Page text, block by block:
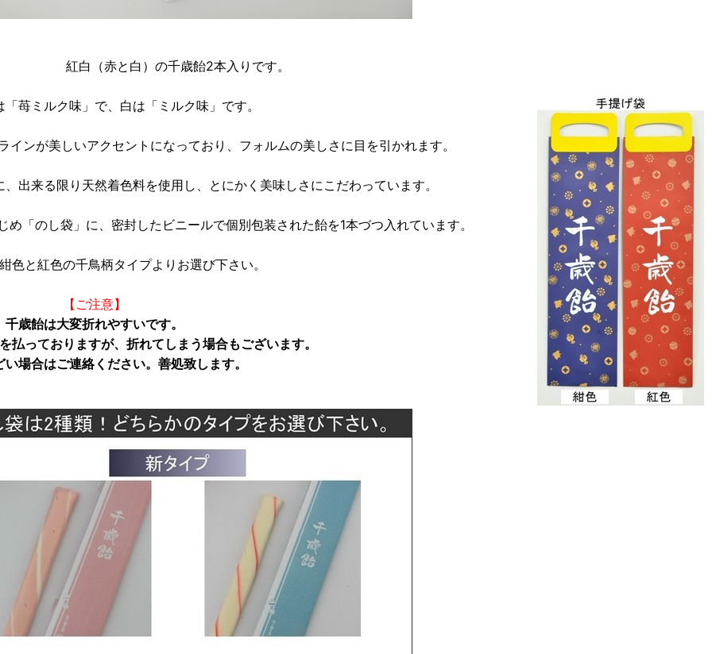
紅白（赤と白）の千歳飴2本入りです。
苺ミルク味」で、白は「ミルク味」です。
ンが美しいアクセントになっており、フォルムの美しさに目を引かれます。
出来る限り天然着色料を使用し、とにかく美味しさにこだわっています。
「のし袋」に、密封したビニールで個別包装された飴を1本づつ入れています。
紺色と紅色の千鳥柄タイプよりお選び下さい。
【ご注意】
千歳飴は大変折れやすいです。
払っておりますが、折れてしまう場合もございます。
場合はご連絡ください。善処致します。